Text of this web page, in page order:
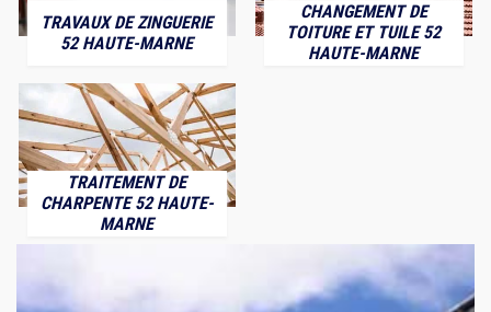
TRAVAUX DE ZINGUERIE
52 HAUTE-MARNE
CHANGEMENT DE
TOITURE ET TUILE 52
HAUTE-MARNE
TRAITEMENT DE
CHARPENTE 52 HAUTE-
MARNE